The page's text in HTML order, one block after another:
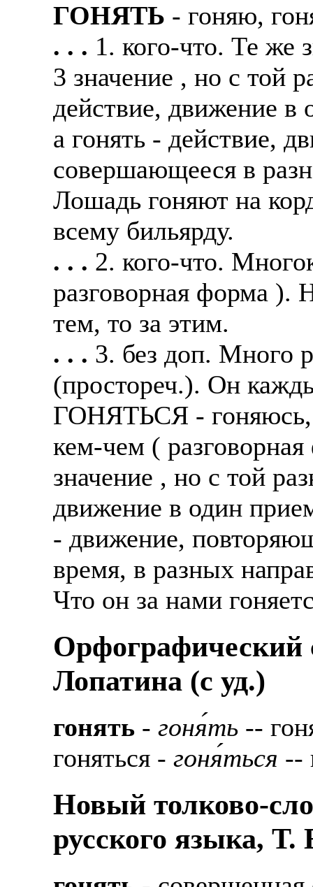
ГОНЯТЬ - гоняю,
. . . 1. кого-что. Те же
3 значение , но с той
действие, движение в
а гонять - действие,
совершающееся в
Лошадь гоняют на
всему бильярду.
. . . 2. кого-что.
разговорная форма ).
тем, то за этим.
. . . 3. без доп. Много
(простореч.). Он
ГОНЯТЬСЯ - гоняюсь,
кем-чем (
значение , но с той
движение в один
- движение,
время, в разных
Что он за нами
Орфографический
Лопатина (c уд.)
гонять - гоня́ть --
гоняться - гоня́ться --
Новый толково-
русского языка,